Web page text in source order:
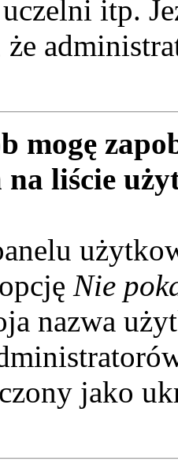
itp.
że
mogę
liście
Nie
nazwa
jako